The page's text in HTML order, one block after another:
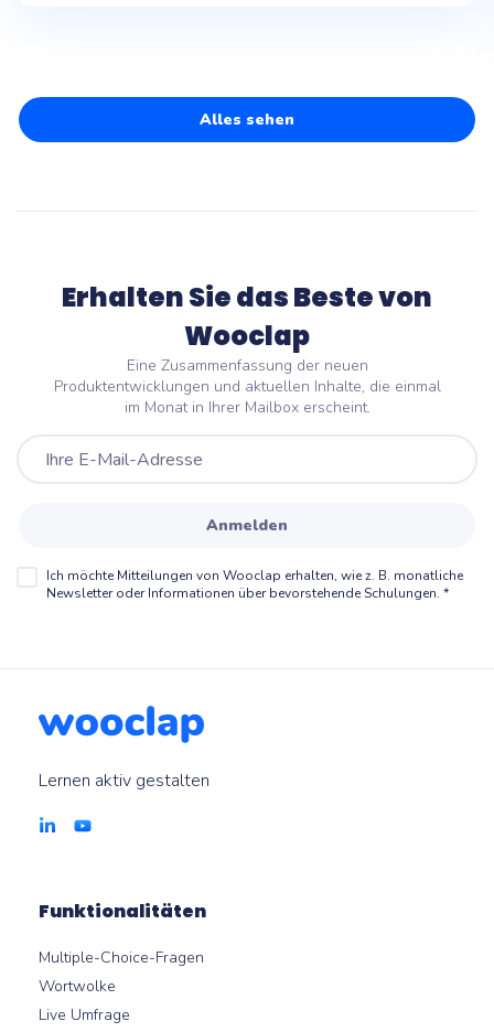
Alles sehen
Erhalten Sie das Beste von
Wooclap
Eine Zusammenfassung der neuen
Produktentwicklungen und aktuellen Inhalte, die einmal
im Monat in Ihrer Mailbox erscheint.
Anmelden
Ich möchte Mitteilungen von Wooclap erhalten, wie z. B. monatliche
Newsletter oder Informationen über bevorstehende Schulungen. *
Lernen aktiv gestalten
Funktionalitäten
Multiple-Choice-Fragen
Wortwolke
Live Umfrage